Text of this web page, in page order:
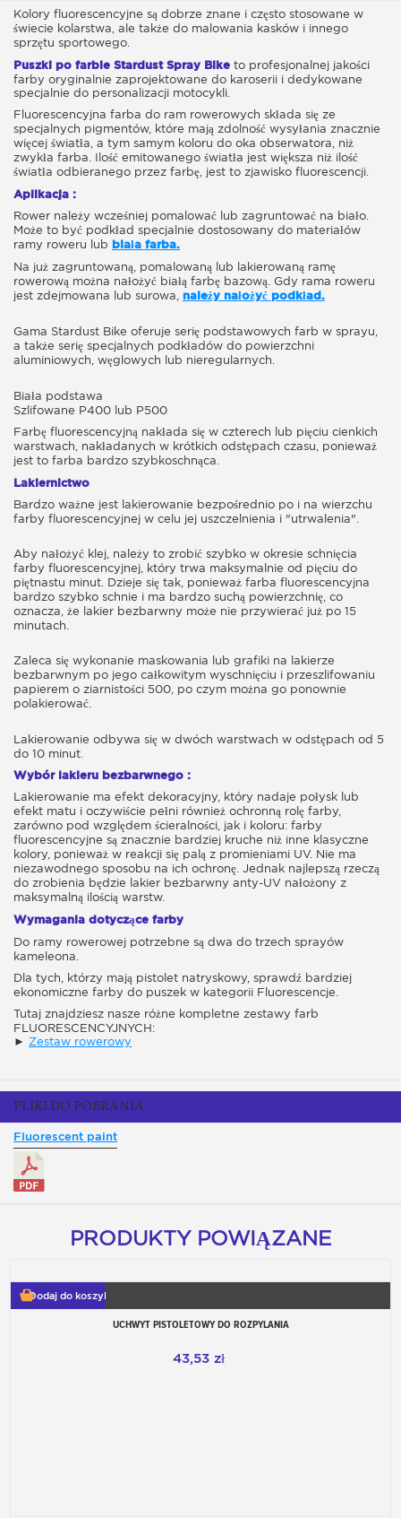
Kolory fluorescencyjne są dobrze znane i często stosowane w
świecie kolarstwa, ale także do malowania kasków i innego
sprzętu sportowego.
Puszki po farbie Stardust Spray Bike to profesjonalnej jakości
farby oryginalnie zaprojektowane do karoserii i dedykowane
specjalnie do personalizacji motocykli.
Fluorescencyjna farba do ram rowerowych składa się ze
specjalnych pigmentów, które mają zdolność wysyłania znacznie
więcej światła, a tym samym koloru do oka obserwatora, niż
zwykła farba. Ilość emitowanego światła jest większa niż ilość
światła odbieranego przez farbę, jest to zjawisko fluorescencji.
Aplikacja :
Rower należy wcześniej pomalować lub zagruntować na biało.
Może to być podkład specjalnie dostosowany do materiałów
ramy roweru lub biała farba.
Na już zagruntowaną, pomalowaną lub lakierowaną ramę
rowerową można nałożyć białą farbę bazową. Gdy rama roweru
jest zdejmowana lub surowa, należy nałożyć podkład.
Gama Stardust Bike oferuje serię podstawowych farb w sprayu,
a także serię specjalnych podkładów do powierzchni
aluminiowych, węglowych lub nieregularnych.
Biała podstawa
Szlifowane P400 lub P500
Farbę fluorescencyjną nakłada się w czterech lub pięciu cienkich
warstwach, nakładanych w krótkich odstępach czasu, ponieważ
jest to farba bardzo szybkoschnąca.
Lakiernictwo
Bardzo ważne jest lakierowanie bezpośrednio po i na wierzchu
farby fluorescencyjnej w celu jej uszczelnienia i "utrwalenia".
Aby nałożyć klej, należy to zrobić szybko w okresie schnięcia
farby fluorescencyjnej, który trwa maksymalnie od pięciu do
piętnastu minut. Dzieje się tak, ponieważ farba fluorescencyjna
bardzo szybko schnie i ma bardzo suchą powierzchnię, co
oznacza, że ​​lakier bezbarwny może nie przywierać już po 15
minutach.
Zaleca się wykonanie maskowania lub grafiki na lakierze
bezbarwnym po jego całkowitym wyschnięciu i przeszlifowaniu
papierem o ziarnistości 500, po czym można go ponownie
polakierować.
Lakierowanie odbywa się w dwóch warstwach w odstępach od 5
do 10 minut.
Wybór lakieru bezbarwnego :
Lakierowanie ma efekt dekoracyjny, który nadaje połysk lub
efekt matu i oczywiście pełni również ochronną rolę farby,
zarówno pod względem ścieralności, jak i koloru: farby
fluorescencyjne są znacznie bardziej kruche niż inne klasyczne
kolory, ponieważ w reakcji się palą z promieniami UV. Nie ma
niezawodnego sposobu na ich ochronę. Jednak najlepszą rzeczą
do zrobienia będzie lakier bezbarwny anty-UV nałożony z
maksymalną ilością warstw.
Wymagania dotyczące farby
Do ramy rowerowej potrzebne są dwa do trzech sprayów
kameleona.
Dla tych, którzy mają pistolet natryskowy, sprawdź bardziej
ekonomiczne farby do puszek w kategorii Fluorescencje.
Tutaj znajdziesz nasze różne kompletne zestawy farb
FLUORESCENCYJNYCH:
► Zestaw rowerowy
PLIKI DO POBRANIA
Fluorescent paint
PRODUKTY POWIĄZANE
Dodaj do koszyka
UCHWYT PISTOLETOWY DO ROZPYLANIA
43,53 zł